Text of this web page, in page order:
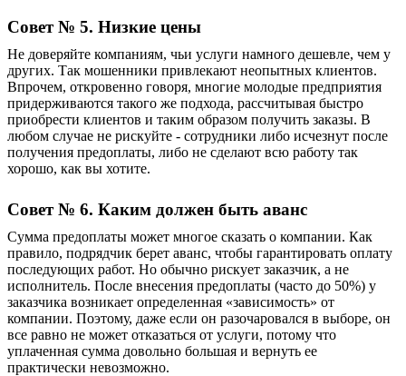
Совет № 5. Низкие цены
Не доверяйте компаниям, чьи услуги намного дешевле, чем у
других. Так мошенники привлекают неопытных клиентов.
Впрочем, откровенно говоря, многие молодые предприятия
придерживаются такого же подхода, рассчитывая быстро
приобрести клиентов и таким образом получить заказы. В
любом случае не рискуйте - сотрудники либо исчезнут после
получения предоплаты, либо не сделают всю работу так
хорошо, как вы хотите.
Совет № 6. Каким должен быть аванс
Сумма предоплаты может многое сказать о компании. Как
правило, подрядчик берет аванс, чтобы гарантировать оплату
последующих работ. Но обычно рискует заказчик, а не
исполнитель. После внесения предоплаты (часто до 50%) у
заказчика возникает определенная «зависимость» от
компании. Поэтому, даже если он разочаровался в выборе, он
все равно не может отказаться от услуги, потому что
уплаченная сумма довольно большая и вернуть ее
практически невозможно.